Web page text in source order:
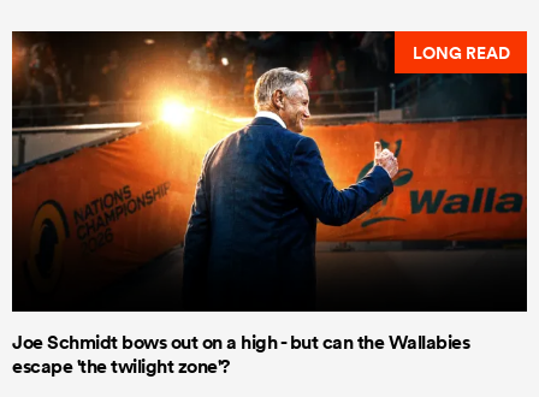
LONG READ
Joe Schmidt bows out on a high - but can the Wallabies
escape 'the twilight zone'?